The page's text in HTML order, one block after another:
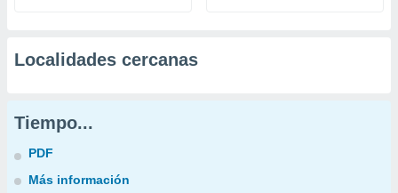
Localidades cercanas
Tiempo...
PDF
Más información